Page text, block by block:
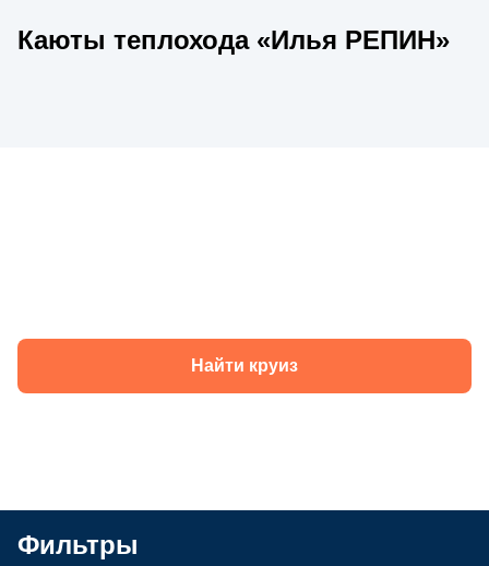
Каюты теплохода «Илья РЕПИН»
Найти круиз
Фильтры